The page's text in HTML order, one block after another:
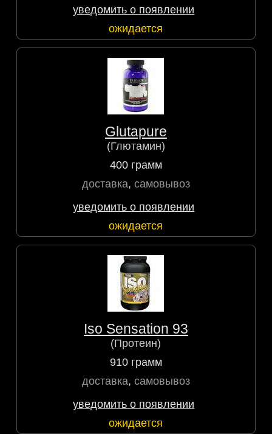
уведомить о появлении
ожидается
Glutapure
(Глютамин)
400 грамм
доставка, самовывоз
уведомить о появлении
ожидается
Iso Sensation 93
(Протеин)
910 грамм
доставка, самовывоз
уведомить о появлении
ожидается